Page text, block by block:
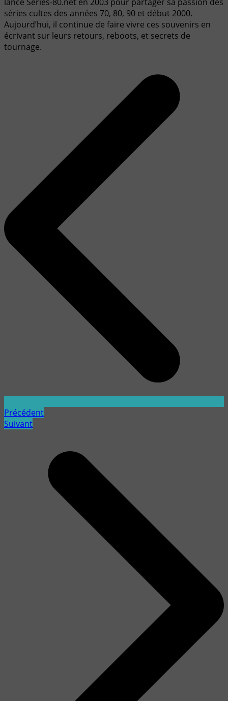
lancé Series-80.net en 2003 pour partager sa passion des
séries cultes des années 70, 80, 90 et début 2000.
Aujourd’hui, il continue de faire vivre ces souvenirs en
écrivant sur leurs retours, reboots, et secrets de
tournage.
Précédent
Suivant